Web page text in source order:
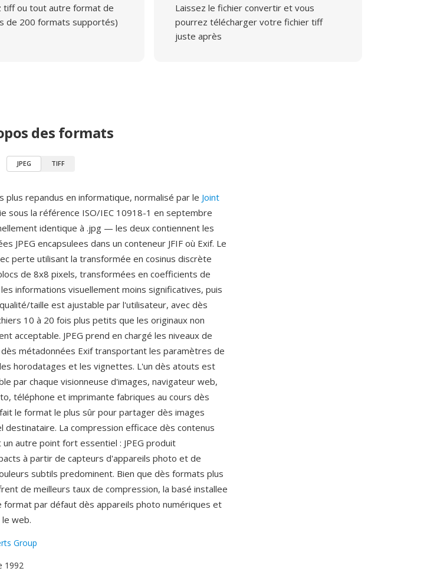
tiff ou tout autre format de
de 200 formats supportés)
Laissez le fichier convertir et vous
pourrez télécharger votre fichier tiff
juste après
des formats
JPEG TIFF
plus repandus en informatique, normalisé par le Joint
sous la référence ISO/IEC 10918-1 en septembre
identique à .jpg — les deux contiennent les
JPEG encapsulees dans un conteneur JFIF où Exif. Le
perte utilisant la transformée en cosinus discrète
de 8x8 pixels, transformées en coefficients de
informations visuellement moins significatives, puis
taille est ajustable par l'utilisateur, avec dès
10 à 20 fois plus petits que les originaux non
acceptable. JPEG prend en chargé les niveaux de
métadonnées Exif transportant les paramètres de
horodatages et les vignettes. L'un dès atouts est
par chaque visionneuse d'images, navigateur web,
téléphone et imprimante fabriques au cours dès
le format le plus sûr pour partager dès images
La compression efficace dès contenus
autre point fort essentiel : JPEG produit
à partir de capteurs d'appareils photo et de
subtils predominent. Bien que dès formats plus
de meilleurs taux de compression, la basé installee
format par défaut dès appareils photo numériques et
web.
Group
1992